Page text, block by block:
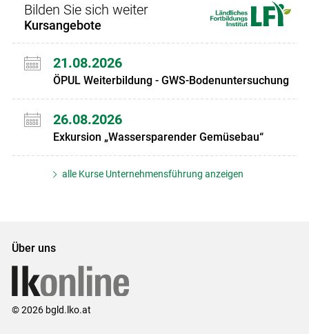
Bilden Sie sich weiter
Kursangebote
21.08.2026
ÖPUL Weiterbildung - GWS-Bodenuntersuchung
26.08.2026
Exkursion „Wassersparender Gemüsebau“
alle Kurse Unternehmensführung anzeigen
Über uns
© 2026 bgld.lko.at